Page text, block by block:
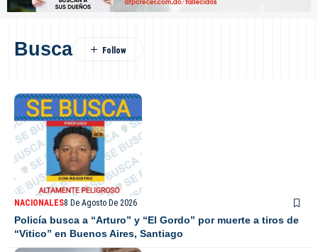
Busca
NACIONALES8 De Agosto De 2026
Policía busca a “Arturo” y “El Gordo” por muerte a tiros de
“Vitico” en Buenos Aires, Santiago